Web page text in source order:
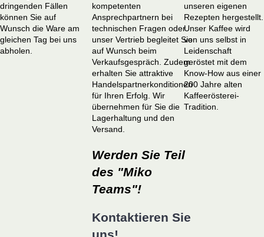
dringenden Fällen
können Sie auf
Wunsch die Ware am
gleichen Tag bei uns
abholen.
kompetenten
Ansprechpartnern bei
technischen Fragen oder
unser Vertrieb begleitet Sie
auf Wunsch beim
Verkaufsgespräch. Zudem
erhalten Sie attraktive
Handelspartnerkonditionen
für Ihren Erfolg. Wir
übernehmen für Sie die
Lagerhaltung und den
Versand.
Werden Sie Teil
des "Miko
Teams"!
Kontaktieren Sie
uns!
unseren eigenen
Rezepten hergestellt.
Unser Kaffee wird
von uns selbst in
Leidenschaft
geröstet mit dem
Know-How aus einer
200 Jahre alten
Kaffeerösterei-
Tradition.